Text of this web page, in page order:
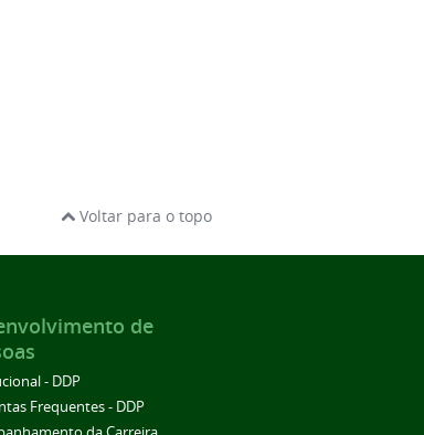
Voltar para o topo
de
- DDP
Frequentes - DDP